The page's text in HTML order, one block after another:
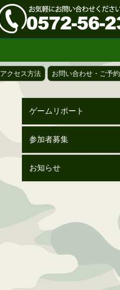
アクセス方法 お問い合わせ・ご予約
ゲームリポート
参加者募集
お知らせ